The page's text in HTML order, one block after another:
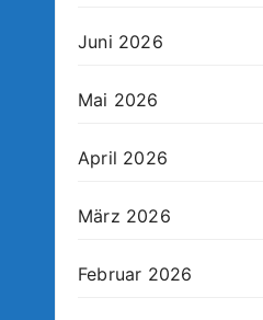
Juni 2026
Mai 2026
April 2026
März 2026
Februar 2026